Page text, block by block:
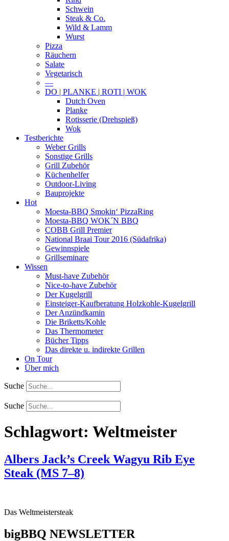
Schwein
Steak & Co.
Wild & Lamm
Wurst
Pizza
Räuchern
Salate
Vegetarisch
—
DO | PLANKE | ROTI | WOK
Dutch Oven
Planke
Rotisserie (Drehspieß)
Wok
Testberichte
Weber Grills
Sonstige Grills
Grill Zubehör
Küchenhelfer
Outdoor-Living
Bauprojekte
Hot
Moesta-BBQ Smokin‘ PizzaRing
Moesta-BBQ WOK´N BBQ
COBB Grill Premier
National Braai Tour 2016 (Südafrika)
Gewinnspiele
Grillseminare
Wissen
Must-have Zubehör
Nice-to-have Zubehör
Der Kugelgrill
Einsteiger-Kaufberatung Holzkohle-Kugelgrill
Der Anzündkamin
Die Briketts/Kohle
Das Thermometer
Bücher Tipps
Das direkte u. indirekte Grillen
On Tour
Über mich
Suche
Suche
Schlagwort: Weltmeister
Albers Jack’s Creek Wagyu Rib Eye
Steak (MS 7–8)
Das Weltmeistersteak
bigBBQ NEWSLETTER